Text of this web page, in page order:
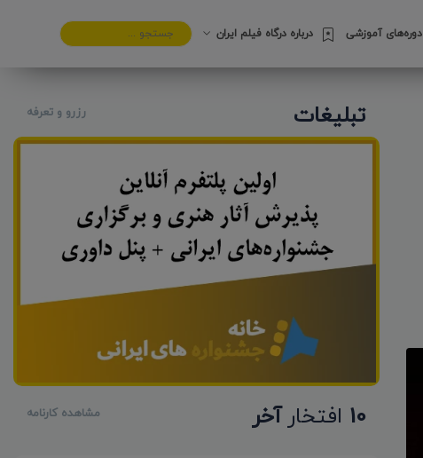
دوره‌های آموزشی درباره درگاه فیلم ایران
تبلیغات رزرو و تعرفه
10 افتخارآخر مشاهده کارنامه